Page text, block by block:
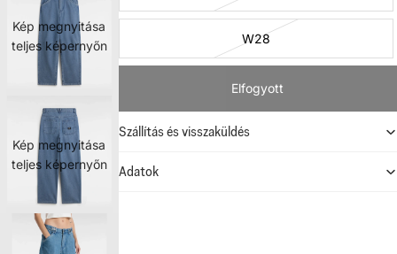
Kép megnyitása
teljes képernyőn
Kép megnyitása
teljes képernyőn
W28
Elfogyott
Szállítás és visszaküldés
Adatok